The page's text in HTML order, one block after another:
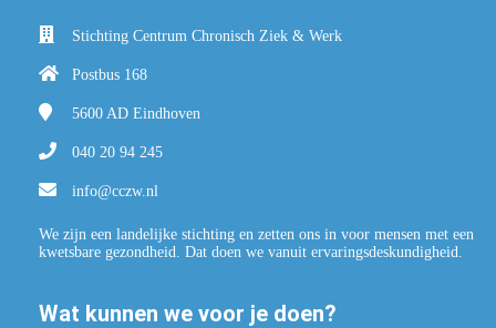
Stichting Centrum Chronisch Ziek & Werk
Postbus 168
5600 AD Eindhoven
040 20 94 245
info@cczw.nl
We zijn een landelijke stichting en zetten ons in voor mensen met een
kwetsbare gezondheid. Dat doen we vanuit ervaringsdeskundigheid.
Wat kunnen we voor je doen?